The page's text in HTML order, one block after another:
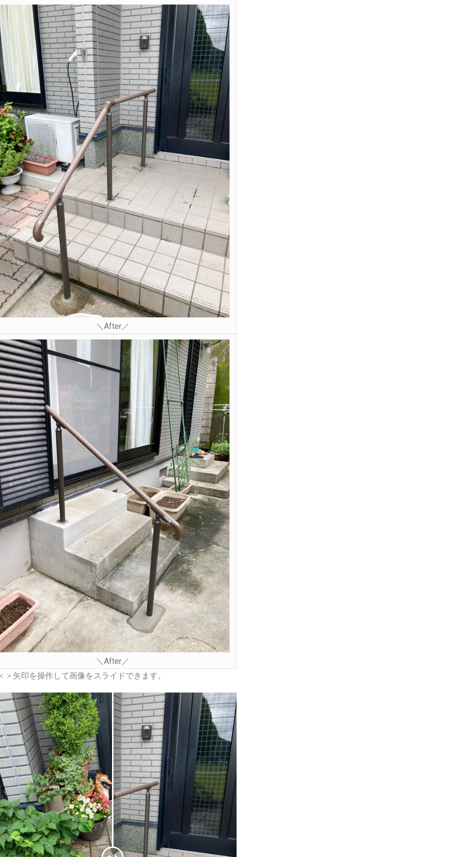
＼After／
＼After／
矢印を操作して画像をスライドできます。